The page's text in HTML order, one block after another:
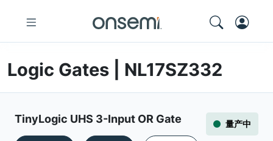
Logic Gates | NL17SZ332
TinyLogic UHS 3-Input OR Gate 量产中